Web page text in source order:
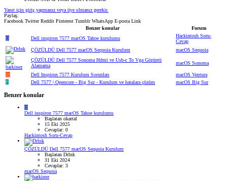
Yanıt için giriş yapmanız veya üye olmanız gerekir.
Paylaş:
Facebook Twitter Reddit Pinterest Tumblr WhatsApp E-posta Link
Benzer konular
Forum
O
Dell inspiron 7577 macOS Tahoe kurulumu
Hackintosh Soru-
Cevap
ÇÖZÜLDÜ Dell 7577 macOS Sequoia Kurulum
macOS Sequoia
ÇÖZÜLDÜ Dell 7577 Sonoma Hdmi ve Usb-c To Vga Görüntü
Alamama
macOS Sonoma
M Dell Inspiron 7577 Kurulum Sorunları
macOS Ventura
P
Dell 7577 | Opencore - Big Sur - Kurulum ve hatalara çözüm macOS Big Sur
Benzer konular
O
Dell inspiron 7577 macOS Tahoe kurulumu
Başlatan okartal
15 Eki 2025
Cevaplar: 0
Hackintosh Soru-Cevap
ÇÖZÜLDÜ Dell 7577 macOS Sequoia Kurulum
Başlatan Drlnk
31 Eki 2024
Cevaplar: 3
macOS Sequoia